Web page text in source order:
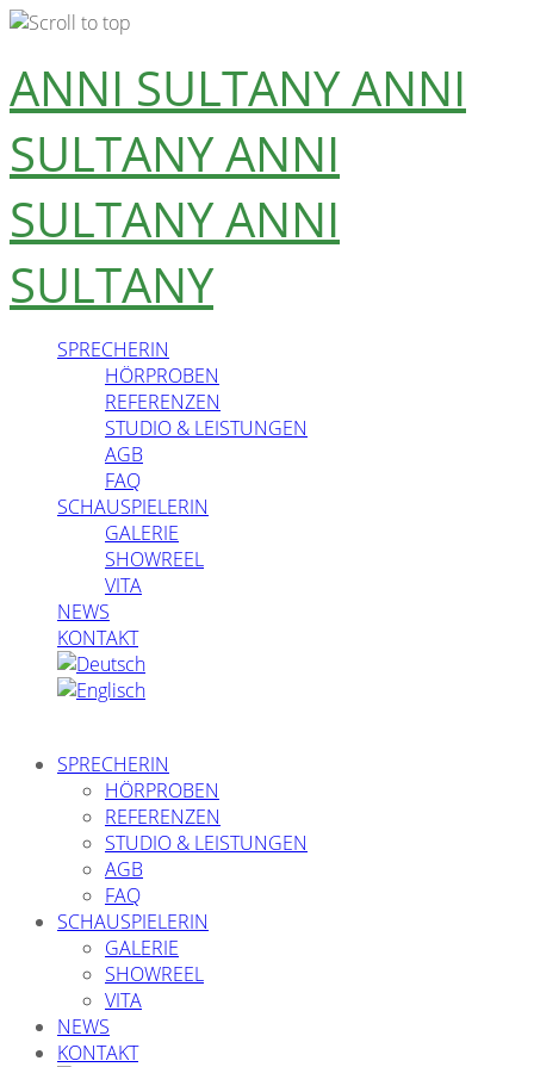
Skip
to
content
ANNI SULTANYANNI
SULTANYANNI
SULTANYANNI
SULTANY
SPRECHERIN
HÖRPROBEN
REFERENZEN
STUDIO & LEISTUNGEN
AGB
FAQ
SCHAUSPIELERIN
GALERIE
SHOWREEL
VITA
NEWS
KONTAKT
SPRECHERIN
HÖRPROBEN
REFERENZEN
STUDIO & LEISTUNGEN
AGB
FAQ
SCHAUSPIELERIN
GALERIE
SHOWREEL
VITA
NEWS
KONTAKT